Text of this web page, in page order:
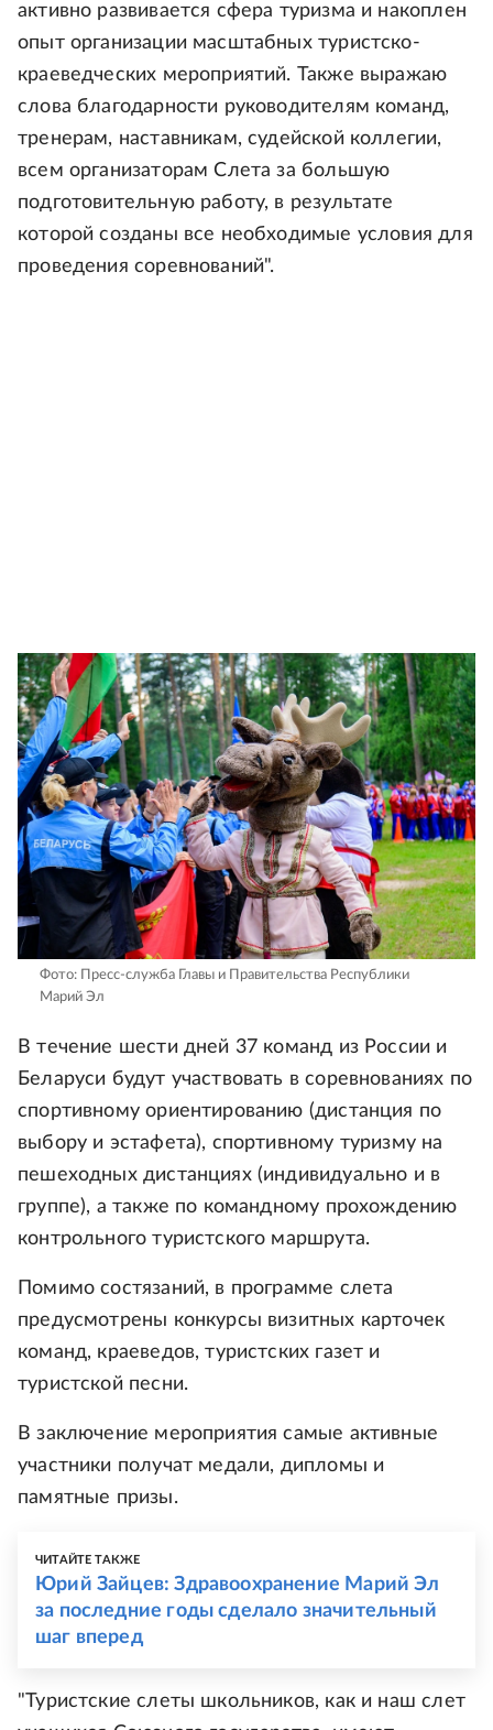
активно развивается сфера туризма и накоплен
опыт организации масштабных туристско-
краеведческих мероприятий. Также выражаю
слова благодарности руководителям команд,
тренерам, наставникам, судейской коллегии,
всем организаторам Слета за большую
подготовительную работу, в результате
которой созданы все необходимые условия для
проведения соревнований".
Фото: Пресс-служба Главы и Правительства Республики
Марий Эл
В течение шести дней 37 команд из России и
Беларуси будут участвовать в соревнованиях по
спортивному ориентированию (дистанция по
выбору и эстафета), спортивному туризму на
пешеходных дистанциях (индивидуально и в
группе), а также по командному прохождению
контрольного туристского маршрута.
Помимо состязаний, в программе слета
предусмотрены конкурсы визитных карточек
команд, краеведов, туристских газет и
туристской песни.
В заключение мероприятия самые активные
участники получат медали, дипломы и
памятные призы.
ЧИТАЙТЕ ТАКЖЕ
Юрий Зайцев: Здравоохранение Марий Эл
за последние годы сделало значительный
шаг вперед
"Туристские слеты школьников, как и наш слет